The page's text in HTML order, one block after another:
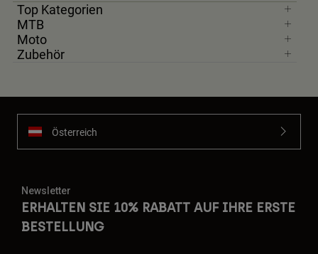
Top Kategorien
MTB
Moto
Zubehör
Österreich
Newsletter
ERHALTEN SIE 10% RABATT AUF IHRE ERSTE
BESTELLUNG